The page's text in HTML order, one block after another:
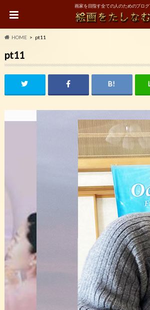
画家を目指す全ての人のためのブログ
HOME pt11
pt11